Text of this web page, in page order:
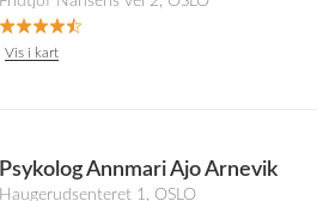
Vis i kart
Psykolog Annmari Ajo Arnevik
Haugerudsenteret 1, OSLO